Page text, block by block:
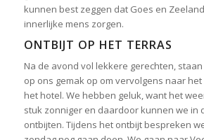
kunnen best zeggen dat Goes en
innerlijke mens zorgen.
ONTBIJT OP HET TERRAS
Na de avond vol lekkere gerechten,
op ons gemak op om vervolgens naar
het hotel. We hebben geluk, want het
stuk zonniger en daardoor kunnen we in
ontbijten. Tijdens het ontbijt bespreken